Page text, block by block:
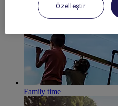
By the beach
Family time
Özelleştir